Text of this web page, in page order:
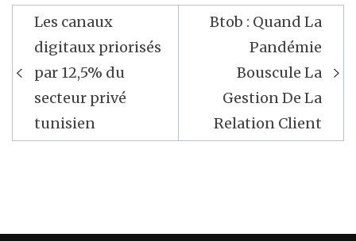
Navigation
de
l’article
Les canaux
digitaux priorisés
par 12,5% du
secteur privé
tunisien
Btob : Quand La
Pandémie
Bouscule La
Gestion De La
Relation Client